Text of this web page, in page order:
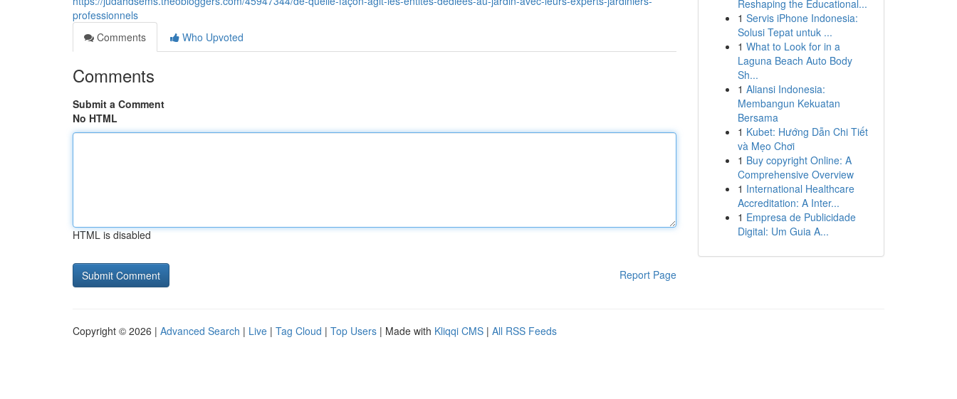
professionnels
Comments
Who Upvoted
Comments
Submit a Comment
No HTML
HTML is disabled
Report Page
Reshaping the Educational...
1 Servis iPhone Indonesia:
Solusi Tepat untuk ...
1 What to Look for in a
Laguna Beach Auto Body
Sh...
1 Aliansi Indonesia:
Membangun Kekuatan
Bersama
1 Kubet: Hướng Dẫn Chi Tiết
và Mẹo Chơi
1 Buy copyright Online: A
Comprehensive Overview
1 International Healthcare
Accreditation: A Inter...
1 Empresa de Publicidade
Digital: Um Guia A...
Copyright © 2026 | Advanced Search | Live | Tag Cloud | Top Users | Made with Kliqqi CMS | All RSS Feeds